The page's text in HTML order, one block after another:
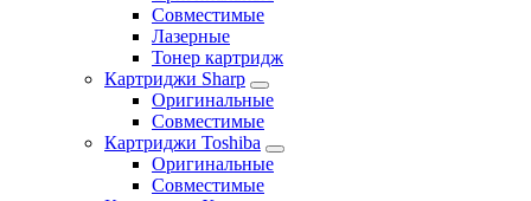
Совместимые
Лазерные
Тонер картридж
Картриджи Sharp
Оригинальные
Совместимые
Картриджи Toshiba
Оригинальные
Совместимые